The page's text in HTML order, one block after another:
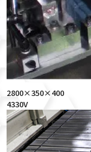
2800×350×400
4330V